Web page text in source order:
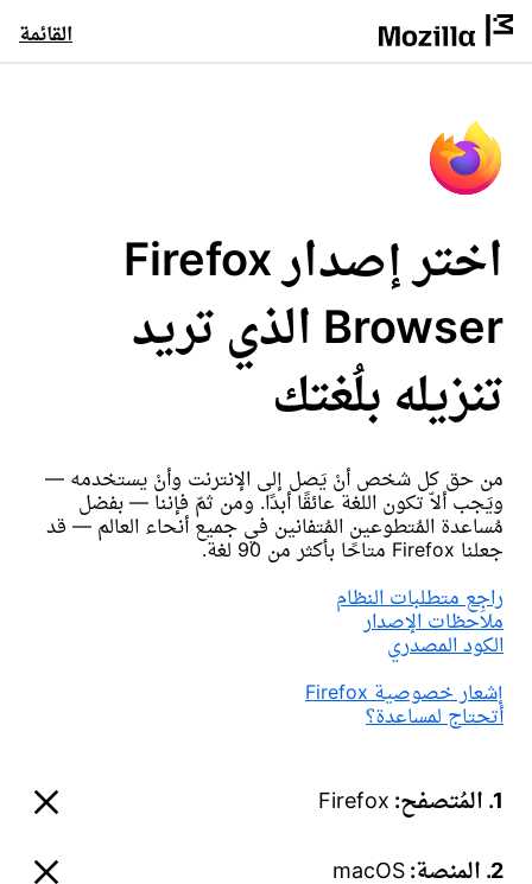
القائمة
اختر إصدار Firefox
Browser الذي تريد
تنزيله بلُغتك
من حق كل شخص أنْ يَصل إلى الإنترنت وأنْ يستخدمه —
ويَجب ألاّ تكون اللغة عائقًا أبدًا. ومن ثمّ فإننا — بفضل
مُساعدة المُتطوعين المُتفانين في جميع أنحاء العالم — قد
جعلنا Firefox متاحًا بأكثر من 90 لغة.
راجِع متطلبات النظام
ملاحظات الإصدار
الكود المصدري
إشعار خصوصية Firefox
أتحتاج لمساعدة؟
1. المُتصفح: Firefox
2. المنصة: macOS